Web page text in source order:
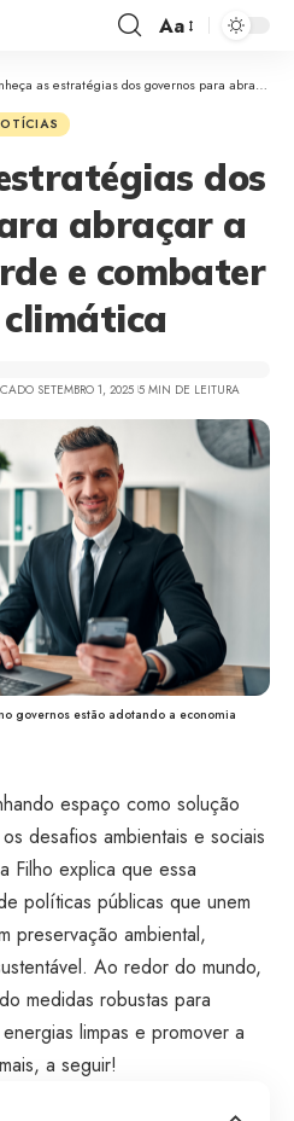
Aa
as estratégias dos governos para abraçar a economia verde e combater a crise climática
dos
abraçar a
e combater
climática
SETEMBRO 1, 2025 5 MIN DE LEITURA
governos estão adotando a economia
espaço como solução
desafios ambientais e sociais
Filho explica que essa
políticas públicas que unem
preservação ambiental,
Ao redor do mundo,
medidas robustas para
limpas e promover a
a seguir!